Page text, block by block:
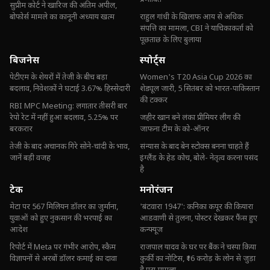
सुप्रीम कोर्ट ने खारिज की अंतिम अपील,
बोफोर्स मामले का कानूनी अध्याय खत्म
राहुल गांधी के खिलाफ आय से अधिक
संपत्ति का मामला, CBI ने याचिकाकर्ता को
पूछताछ के लिए बुलाया
बिजनेस
पेटीएम के शेयरों में तेजी के बीच बड़ा
बदलाव, निवेशकों ने घटाई 3.67% हिस्सेदारी
RBI MPC Meeting: लगातार तीसरी बार
रेपो रेट में नहीं हुआ बदलाव, 5.25% पर
बरकरार
तेजी के बाद अचानक गिरे सोने-चांदी के भाव,
जानें बड़ी वजह
स्पोर्ट्स
Women's T20 Asia Cup 2026 का
शेड्यूल जारी, 5 सितंबर को भारत-पाकिस्तान
की टक्कर
जहीर खान बने लंका प्रीमियर लीग की
जाफना टीम के को-ऑनर
संन्यास के बाद बेन स्टोक्स बनना चाहते हैं
इंग्लैंड के हेड कोच, बोले- नेतृत्व करना पसंद
है
टेक
मेटा पर 567 मिलियन डॉलर का जुर्माना,
युवाओं को हुए नुकसान की भरपाई का
आदेश
रिपोर्ट में Meta पर गंभीर आरोप, स्कैम
विज्ञापनों से अरबों डॉलर कमाई का दावा
मनोरंजन
'बंटवारा 1947': कनिका कपूर की कियारा
आडवाणी से तुलना, पोस्टर देखकर फैंस हुए
कन्फ्यूज
राजपाल यादव के घर पर बैंक ने चस्पा किया
कुर्की का नोटिस, ₹16 करोड़ के लोन से जुड़ा